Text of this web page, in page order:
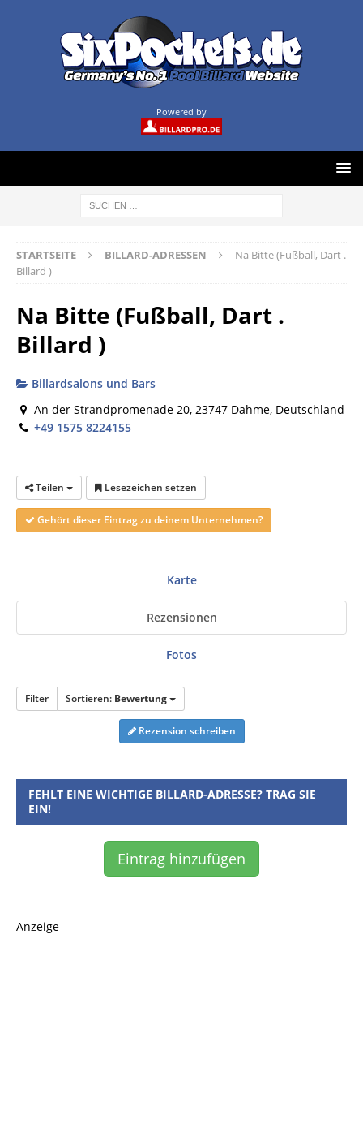
Powered by
STARTSEITE BILLARD-ADRESSEN
Na Bitte (Fußball, Dart .
Billard )
Na Bitte (Fußball, Dart .
Billard )
Billardsalons und Bars
An der Strandpromenade 20, 23747 Dahme, Deutschland
+49 1575 8224155
Teilen Lesezeichen setzen
Gehört dieser Eintrag zu deinem Unternehmen?
Karte
Rezensionen
Fotos
Filter Sortieren: Bewertung
Rezension schreiben
FEHLT EINE WICHTIGE BILLARD-ADRESSE? TRAG SIE
EIN!
Eintrag hinzufügen
Anzeige